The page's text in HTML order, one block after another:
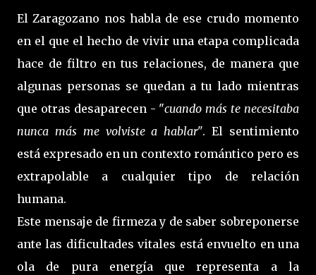
El Zaragozano nos habla de ese crudo momento
en el que el hecho de vivir una etapa complicada
hace de filtro en tus relaciones, de manera que
algunas personas se quedan a tu lado mientras
que otras desaparecen - "cuando más te necesitaba
nunca más me volviste a hablar". El sentimiento
está expresado en un contexto romántico pero es
extrapolable a cualquier tipo de relación
humana.
Este mensaje de firmeza y de saber sobreponerse
ante las dificultades vitales está envuelto en una
ola de pura energía que representa a la